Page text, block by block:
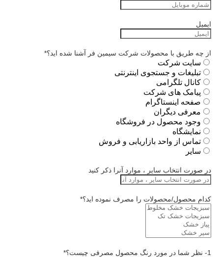
ایمیل
از چه طریق با محصولات شرکت سیمین فر آشنا شده اید؟*
سایت شرکت
تبلیغات و جستجوی اینترنتی
کانال تلگرامی
پیامک های شرکت
صفحه اینستاگرام
معرفی دیگران
وجود محصول در فروشگاه
نمایشگاه
تماس از واحد بازاریابی و فروش
سایر
در صورت انتخاب سایر ، موارد آنرا ذکر کنید
کدام محصول/محصولات را مصرف نموده اید؟*
1- نظر شما در مورد رنگ محصول مصرفی چیست؟ *